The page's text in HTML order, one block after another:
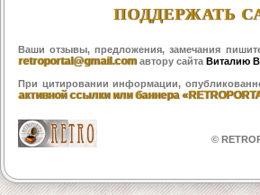
ПОДДЕРЖАТЬ
Ваши отзывы, предложения, замечания
retroportal@gmail.com автору сайта Виталию
При цитировании информации,
активной ссылки или баннера
©